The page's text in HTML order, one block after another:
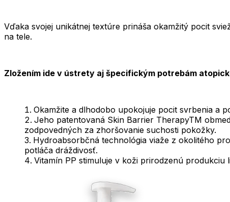
Vďaka svojej unikátnej textúre prináša okamžitý pocit
na tele.
Zložením ide v ústrety aj špecifickým potrebám
Okamžite a dlhodobo upokojuje pocit svrbenia a
Jeho patentovaná Skin Barrier TherapyTM
zodpovedných za zhoršovanie suchosti pokožky.
Hydroabsorbčná technológia viaže z okolitého
potláča dráždivosť.
Vitamín PP stimuluje v koži prirodzenú produkciu